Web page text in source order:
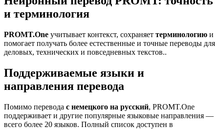
и терминология
PROMT.One учитывает контекст, сохраняет терминологию и
помогает получать более естественные и точные переводы для
деловых, технических и повседневных текстов..
Поддерживаемые языки и
направления перевода
Помимо перевода с немецкого на русский, PROMT.One
поддерживает и другие популярные языковые направления —
всего более 20 языков. Полный список доступен в